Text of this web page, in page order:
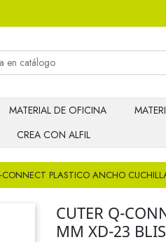
MATERIAL DE OFICINA
CREA CON ALFIL
CONNECT PLASTICO ANCHO
CUTER Q-
MM XD-23